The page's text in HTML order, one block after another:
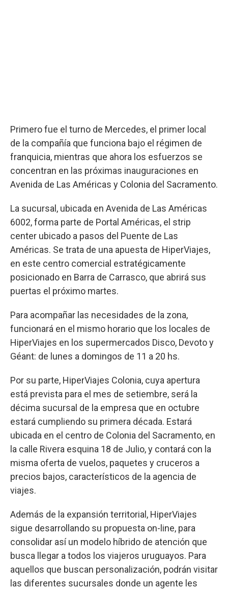
Primero fue el turno de Mercedes, el primer local
de la compañía que funciona bajo el régimen de
franquicia, mientras que ahora los esfuerzos se
concentran en las próximas inauguraciones en
Avenida de Las Américas y Colonia del Sacramento.
La sucursal, ubicada en Avenida de Las Américas
6002, forma parte de Portal Américas, el strip
center ubicado a pasos del Puente de Las
Américas. Se trata de una apuesta de HiperViajes,
en este centro comercial estratégicamente
posicionado en Barra de Carrasco, que abrirá sus
puertas el próximo martes.
Para acompañar las necesidades de la zona,
funcionará en el mismo horario que los locales de
HiperViajes en los supermercados Disco, Devoto y
Géant: de lunes a domingos de 11 a 20 hs.
Por su parte, HiperViajes Colonia, cuya apertura
está prevista para el mes de setiembre, será la
décima sucursal de la empresa que en octubre
estará cumpliendo su primera década. Estará
ubicada en el centro de Colonia del Sacramento, en
la calle Rivera esquina 18 de Julio, y contará con la
misma oferta de vuelos, paquetes y cruceros a
precios bajos, característicos de la agencia de
viajes.
Además de la expansión territorial, HiperViajes
sigue desarrollando su propuesta on-line, para
consolidar así un modelo híbrido de atención que
busca llegar a todos los viajeros uruguayos. Para
aquellos que buscan personalización, podrán visitar
las diferentes sucursales donde un agente les